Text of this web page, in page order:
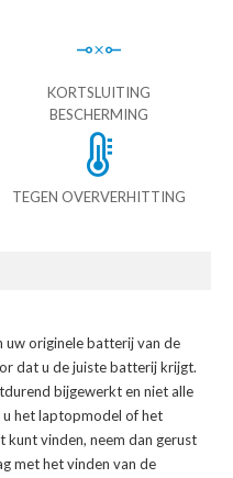
KORTSLUITING
BESCHERMING
TEGEN OVERVERHITTING
uw originele batterij van de
dat u de juiste batterij krijgt.
bijgewerkt en niet alle
het laptopmodel of het
vinden, neem dan gerust
met het vinden van de